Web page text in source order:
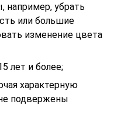
например, убрать
или большие
изменение цвета
лет и более;
характерную
подвержены